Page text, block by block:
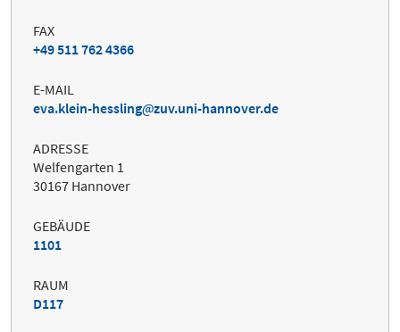
FAX
+49 511 762 4366
E-MAIL
eva.klein-hessling
zuv.uni-hannover.de
ADRESSE
Welfengarten 1
30167 Hannover
GEBÄUDE
1101
RAUM
D117